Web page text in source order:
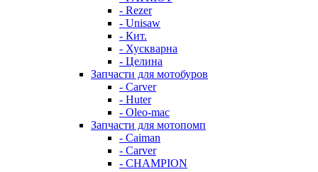
- Rezer
- Unisaw
- Кит.
- Хускварна
- Целина
Запчасти для мотобуров
- Carver
- Huter
- Oleo-mac
Запчасти для мотопомп
- Caiman
- Carver
- CHAMPION